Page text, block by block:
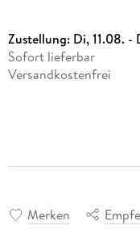
Zustellung: Di, 11.08. -
Sofort lieferbar
Versandkostenfrei
Merken